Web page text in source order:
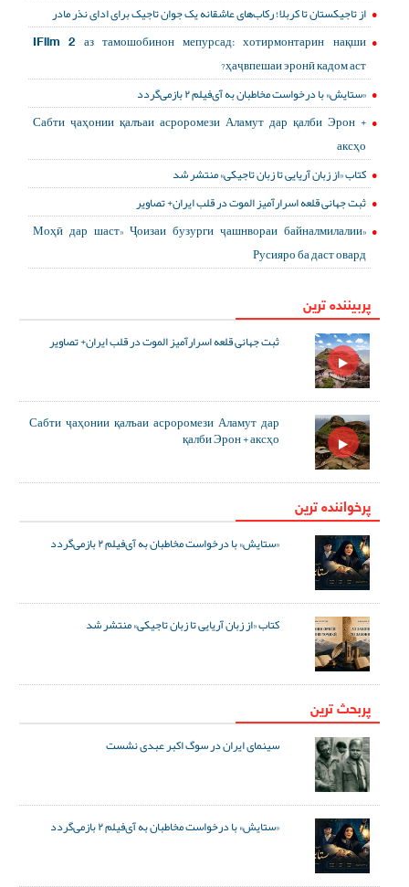
از تاجیکستان تا کربلا؛ رکاب‌های عاشقانه یک جوان تاجیک برای ادای نذر مادر
IFilm 2 аз тамошобинон мепурсад: хотирмонтарин нақши
ҳаҷвпешаи эронӣ кадом аст?
«ستایش» با درخواست مخاطبان به آی‌فیلم ۲ بازمی‌گردد
Сабти ҷаҳонии қалъаи асроромези Аламут дар қалби Эрон +
аксҳо
کتاب «از زبان آریایی تا زبان تاجیکی» منتشر شد
ثبت جهانی قلعه اسرارآمیز الموت در قلب ایران+ تصاویر
«Моҳӣ дар шаст» Ҷоизаи бузурги ҷашнвораи байналмилалии
Русияро ба даст овард
پربیننده ترین
ثبت جهانی قلعه اسرارآمیز الموت در قلب ایران+ تصاویر
Сабти ҷаҳонии қалъаи асроромези Аламут дар
қалби Эрон + аксҳо
پرخواننده ترین
«ستایش» با درخواست مخاطبان به آی‌فیلم ۲ بازمی‌گردد
کتاب «از زبان آریایی تا زبان تاجیکی» منتشر شد
پربحث ترین
سینمای ایران در سوگ اکبر عبدی نشست
«ستایش» با درخواست مخاطبان به آی‌فیلم ۲ بازمی‌گردد